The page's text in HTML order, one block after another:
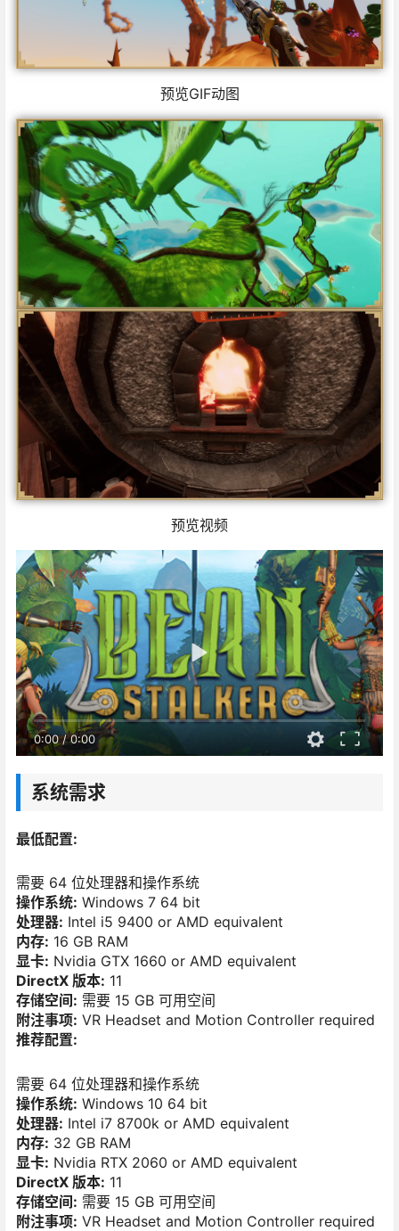
预览GIF动图
预览视频
0:00/0:00
系统需求
最低配置:
需要 64 位处理器和操作系统
操作系统: Windows 7 64 bit
处理器: Intel i5 9400 or AMD equivalent
内存: 16 GB RAM
显卡: Nvidia GTX 1660 or AMD equivalent
DirectX 版本: 11
存储空间: 需要 15 GB 可用空间
附注事项: VR Headset and Motion Controller required
推荐配置:
需要 64 位处理器和操作系统
操作系统: Windows 10 64 bit
处理器: Intel i7 8700k or AMD equivalent
内存: 32 GB RAM
显卡: Nvidia RTX 2060 or AMD equivalent
DirectX 版本: 11
存储空间: 需要 15 GB 可用空间
附注事项: VR Headset and Motion Controller required